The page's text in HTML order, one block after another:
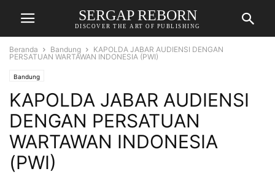
SERGAP REBORN
DISCOVER THE ART OF PUBLISHING
Beranda Bandung
KAPOLDA JABAR AUDIENSI DENGAN
PERSATUAN WARTAWAN INDONESIA (PWI)
Bandung
KAPOLDA JABAR AUDIENSI
DENGAN PERSATUAN
WARTAWAN INDONESIA
(PWI)